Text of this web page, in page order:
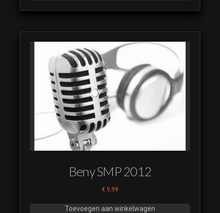
Beny SMP 2012
€ 9,99
Toevoegen aan winkelwagen